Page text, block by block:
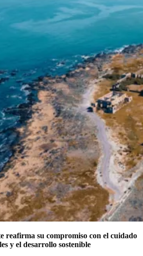
reafirma su compromiso con el cuidado
y el desarrollo sostenible